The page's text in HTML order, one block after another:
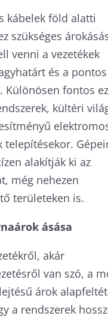
kábelek föld alatti
szükséges
venni a vezetékek
és a pontos
Különösen fontos ez
kültéri
telepítésekor.
alakítják ki az
még nehezen
területeken is.
ásása
akár
van szó, a
árok
a rendszerek